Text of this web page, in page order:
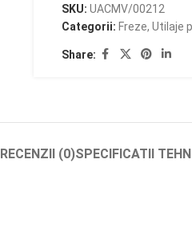
SKU: UACMV/00212
Categorii: Freze, Utilaje
Share:
RECENZII (0)SPECIFICATII